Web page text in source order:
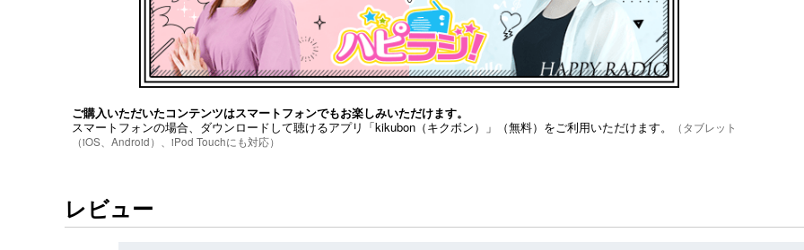
藤井 彩加（Ayaka Fujii）
誕生日：8月16日
出身地：茨城県
血液型：O型
▼『ハピラジ！』とは
https://www.youtube.com/@rrjradio
ハピラジ！はペットショップに行く前にペットの里親になることを勝手に推奨してます。
ご購入いただいたコンテンツはスマートフォンでもお楽しみいただけます。
スマートフォンの場合、ダウンロードして聴けるアプリ「kikubon（キクボン）」（無料）をご利用いただけます。
（タブレット
（iOS、Android）、iPod Touchにも対応）
レビュー